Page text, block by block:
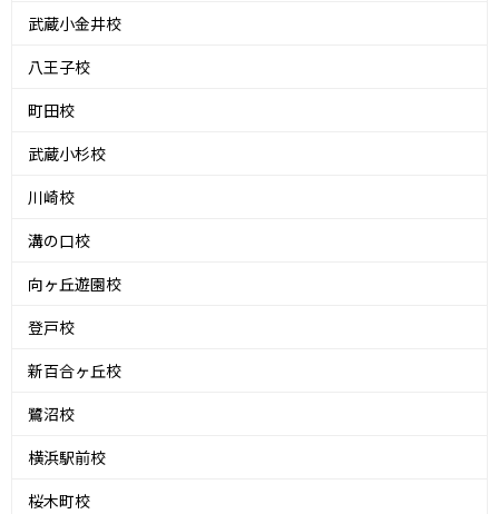
武蔵小金井校
八王子校
町田校
武蔵小杉校
川崎校
溝の口校
向ヶ丘遊園校
登戸校
新百合ヶ丘校
鷺沼校
横浜駅前校
桜木町校